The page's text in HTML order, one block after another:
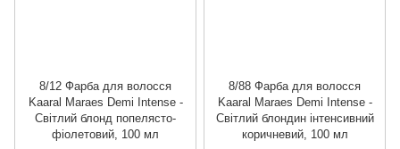
8/12 Фарба для волосся
Kaaral Maraes Demi Intense -
Світлий блонд попелясто-
фіолетовий, 100 мл
8/88 Фарба для волосся
Kaaral Maraes Demi Intense -
Світлий блондин інтенсивний
коричневий, 100 мл